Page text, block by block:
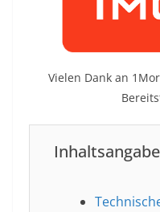
Vielen Dank an
Inhaltsangabe